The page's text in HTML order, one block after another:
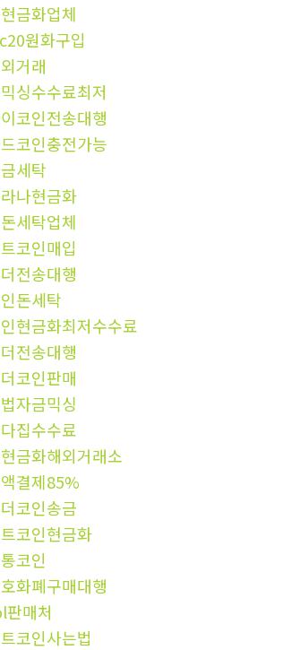
금화업체
원화구입
거래
싱수수료최저
코인전송대행
코인충전가능
세탁
나현금화
세탁업체
코인매입
전송대행
돈세탁
현금화최저수수료
전송대행
코인판매
자금믹싱
집수수료
금화해외거래소
결제85%
코인송금
코인현금화
코인
화폐구매대행
판매처
코인사는법